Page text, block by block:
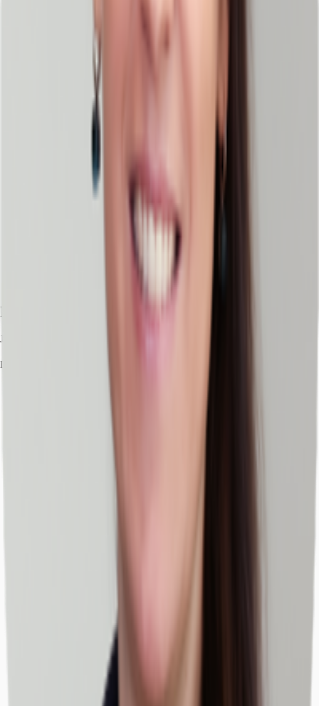
Ihr Kontakt
Julia Schreiter
Ihr Kontakt